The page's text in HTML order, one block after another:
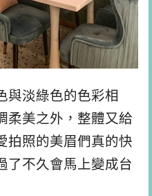
與淡綠色的色彩相
柔美之外，整體又給
拍照的美眉們真的快
了不久會馬上變成台